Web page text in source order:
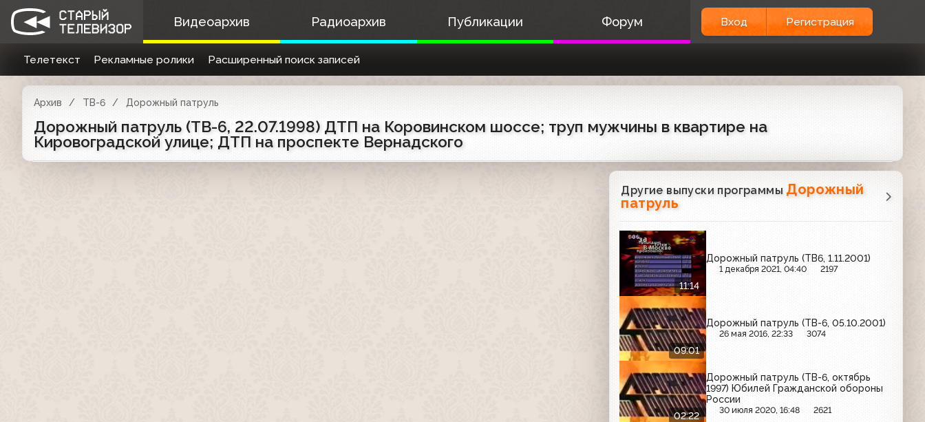
Видеоархив Радиоархив Публикации Форум Вход Регистрация
Телетекст Рекламные ролики Расширенный поиск записей
Архив ТВ-6 Дорожный патруль
Дорожный патруль (ТВ-6, 22.07.1998) ДТП на Коровинском шоссе; труп мужчины в квартире на
Кировоградской улице; ДТП на проспекте Вернадского
Другие выпуски программы Дорожный
патруль
11:14
Дорожный патруль (ТВ6, 1.11.2001)
1 декабря 2021, 04:40 2197
09:01
Дорожный патруль (ТВ-6, 05.10.2001)
26 мая 2016, 22:33 3074
02:22
Дорожный патруль (ТВ-6, октябрь
1997) Юбилей Гражданской обороны
России
30 июля 2020, 16:48 2621